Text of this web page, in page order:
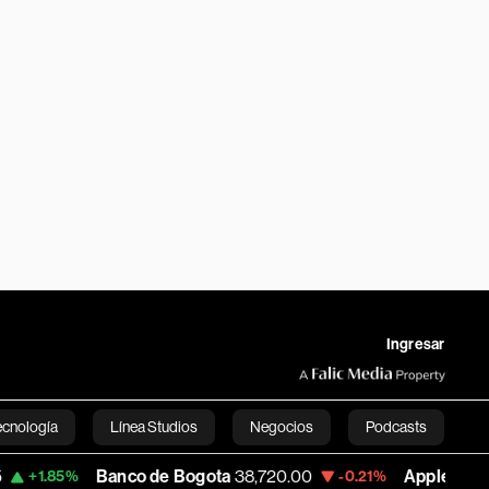
Ingresar
Línea Studios Negocios Podcasts
English
Banco de Bogota 38,720.00 -0.21% Apple 310.94